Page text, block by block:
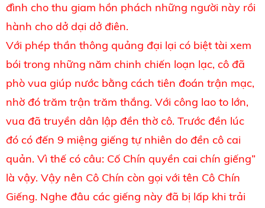
đình cho thu giam hồn phách những người này rồi
hành cho dở dại dở điên.
Với phép thần thông quảng đại lại có biệt tài xem
bói trong những năm chinh chiến loạn lạc, cô đã
phò vua giúp nước bằng cách tiên đoán trận mạc,
nhờ đó trăm trận trăm thắng. Với công lao to lớn,
vua đã truyền dân lập đền thờ cô. Trước đền lúc
đó có đến 9 miệng giếng tự nhiên do đền cô cai
quản. Vì thế có câu: Cố Chín quyền cai chín giếng”
là vậy. Vậy nên Cô Chín còn gọi với tên Cô Chín
Giếng. Nghe đâu các giếng này đã bị lấp khi trải